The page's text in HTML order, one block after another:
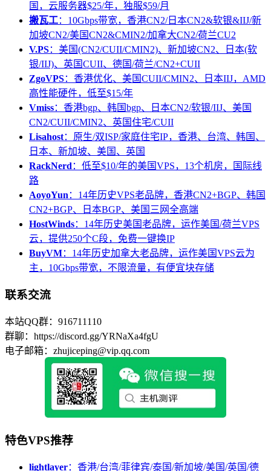
国，云服务器$25/年，独服$59/月
搬瓦工：10Gbps带宽，香港CN2/日本CN2&软银&IIJ/新
加坡CN2/美国CN2&CMIN2/加拿大CN2/荷兰CU2
V.PS：美国(CN2/CUII/CMIN2)、新加坡CN2、日本(软
银/IIJ)、英国CUII、德国/荷兰/CN2+CUII
ZgoVPS：香港优化、美国CUII/CMIN2、日本IIJ，AMD
高性能硬件，低至$15/年
Vmiss：香港bgp、韩国bgp、日本CN2/软银/IIJ、美国
CN2/CUII/CMIN2、英国住宅/CUII
Lisahost：原生/双ISP/家庭住宅IP，香港、台湾、韩国、
日本、新加坡、美国、英国
RackNerd ：低至$10/年的美国VPS，13个机房，国际线
路
AoyoYun ：14年历史VPS老品牌，香港CN2+BGP、韩国
CN2+BGP、日本BGP、美国三网全高端
HostWinds：14年历史美国老品牌，运作美国/荷兰VPS
云，提供250个C段，免费一键换IP
BuyVM：14年历史加拿大老品牌，运作美国VPS云为
主，10Gbps带宽，不限流量，有便宜块存储
联系交流
本站QQ群：916711110
群聊：https://discord.gg/YRNaXa4fgU
电子邮箱：zhujiceping@vip.qq.com
特色VPS推荐
lightlayer：香港/台湾/菲律宾/泰国/新加坡/美国/英国/德